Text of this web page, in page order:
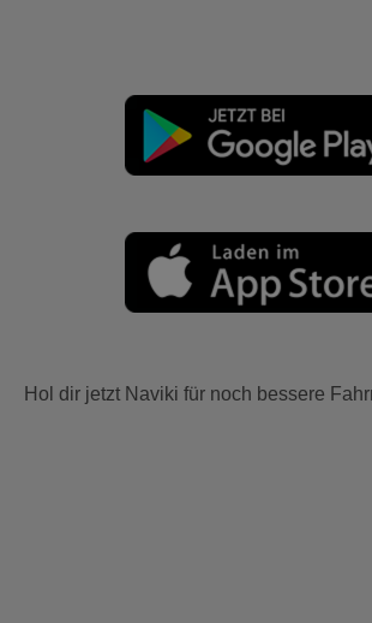
Hol dir jetzt Naviki für noch bessere